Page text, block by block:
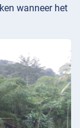
wanneer het